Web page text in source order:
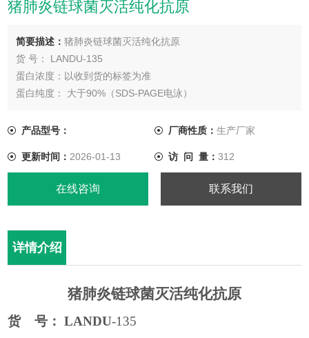
猪肺炎链球菌灭活纯化抗原
简要描述：猪肺炎链球菌灭活纯化抗原
货 号： LANDU-135
蛋白浓度：以收到货的标签为准
蛋白纯度： 大于90%（SDS-PAGE电泳）
效 价：推荐ELISA包被浓度1:2000，不同体系下效价不同
产品型号： 厂商性质： 生产厂家
更新时间： 2026-01-13 访 问 量： 312
在线咨询 联系我们
详情介绍
猪肺炎链球菌灭活纯化抗原
货 号： LANDU-135